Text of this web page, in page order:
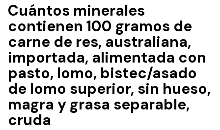
Cuántos minerales
contienen 100 gramos de
carne de res, australiana,
importada, alimentada con
pasto, lomo, bistec/asado
de lomo superior, sin hueso,
magra y grasa separable,
cruda